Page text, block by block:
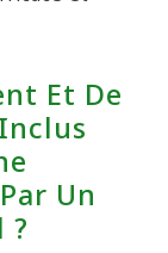
Et De
Un
?